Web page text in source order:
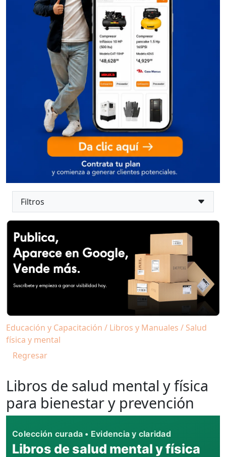
Filtros
Educación y Capacitación / Libros y Manuales / Salud
física y mental
Regresar
Libros de salud mental y física
para bienestar y prevención
Colección curada • Evidencia y claridad
Libros de salud mental y física